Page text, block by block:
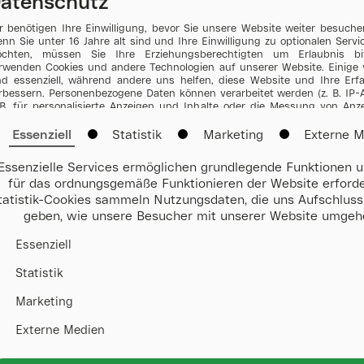
benötigen Ihre Einwilligung, bevor Sie unsere Website weiter
Sie unter 16 Jahre alt sind und Ihre Einwilligung zu optionalen
müssen Sie Ihre Erziehungsberechtigten um Erlaubnis
Cookies und andere Technologien auf unserer Website. Einige
essenziell, während andere uns helfen, diese Website und Ihre
Personenbezogene Daten können verarbeitet werden (z. B. IP-
für personalisierte Anzeigen und Inhalte oder die Messung von
Datenschutzerklärung. Es besteht keine Verpflichtung, in die
Daten einzuwilligen, um dieses Angebot zu nutzen. Sie können Ihre
individueller Einstellungen möglicherweise nicht alle
verfügbar sind. Einige Services verarbeiten personenbezogene
Mit Ihrer Einwilligung zur Nutzung dieser Services willigen Sie
Ihrer Daten in den USA gemäß Art. 49 (1) lit. a GDPR ein. Der
USA als ein Land mit unzureichendem Datenschutz nach EU-
beispielsweise die Gefahr, dass US-Behörden personenbezogene
verarbeiten, ohne dass für Europäerinnen und
Essenziell Statistik Marketing Externe
Essenzielle Services ermöglichen grundlegende Funktionen
für das ordnungsgemäße Funktionieren der Website
Cookies sammeln Nutzungsdaten, die uns
geben, wie unsere Besucher mit unserer Website
Essenziell
Statistik
Marketing
Externe Medien